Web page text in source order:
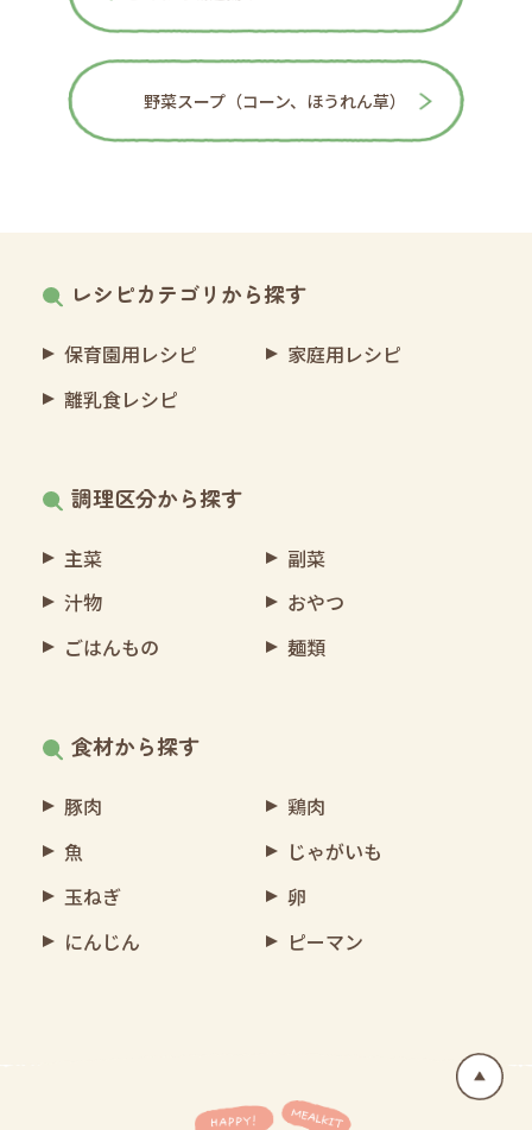
野菜スープ（コーン、ほうれん草）
レシピカテゴリから探す
保育園用レシピ
家庭用レシピ
離乳食レシピ
調理区分から探す
主菜
副菜
汁物
おやつ
ごはんもの
麺類
食材から探す
豚肉
鶏肉
魚
じゃがいも
玉ねぎ
卵
にんじん
ピーマン